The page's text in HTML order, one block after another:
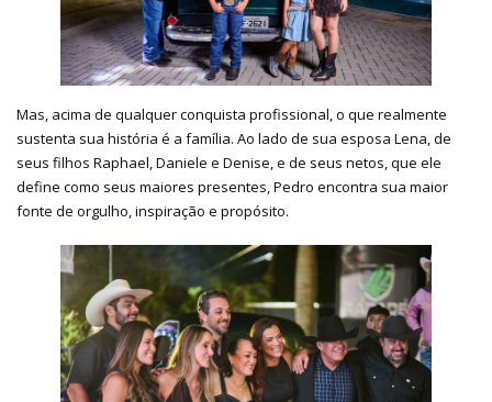
Mas, acima de qualquer conquista profissional, o que realmente
sustenta sua história é a família. Ao lado de sua esposa Lena, de
seus filhos Raphael, Daniele e Denise, e de seus netos, que ele
define como seus maiores presentes, Pedro encontra sua maior
fonte de orgulho, inspiração e propósito.